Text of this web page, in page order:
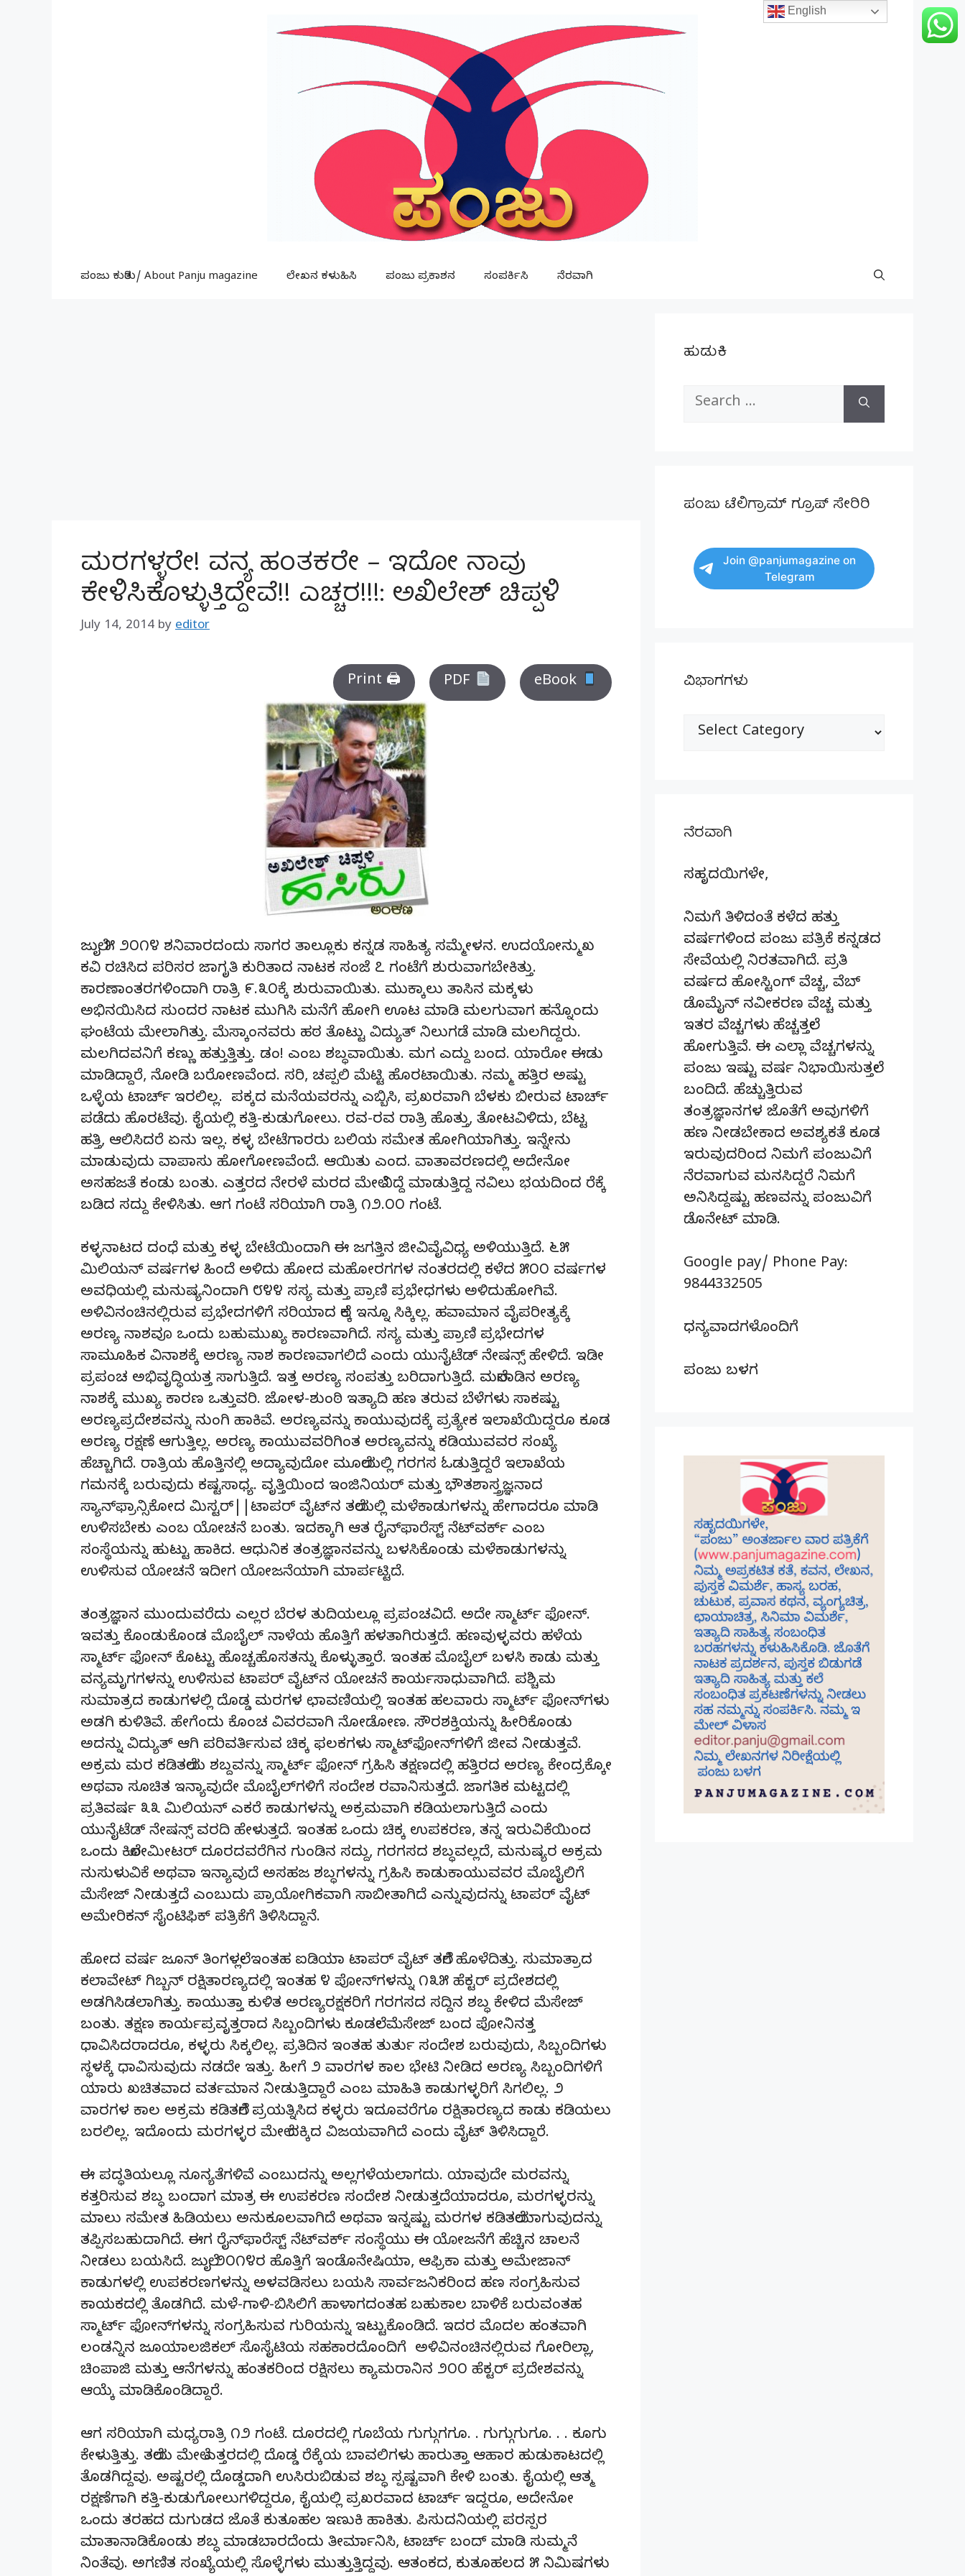
ಪಂಜು ಕುರಿತು/ About Panju magazine ಲೇಖನ ಕಳುಹಿಸಿ ಪಂಜು ಪ್ರಕಾಶನ ಸಂಪರ್ಕಿಸಿ ನೆರವಾಗಿ
ಮರಗಳ್ಳರೇ! ವನ್ಯ ಹಂತಕರೇ – ಇದೋ ನಾವು
ಕೇಳಿಸಿಕೊಳ್ಳುತ್ತಿದ್ದೇವೆ!! ಎಚ್ಚರ!!!: ಅಖಿಲೇಶ್ ಚಿಪ್ಪಳಿ
July 14, 2014 by editor
Print 🖨 PDF eBook
ಜುಲೈ ೫ ೨೦೧೪ ಶನಿವಾರದಂದು ಸಾಗರ ತಾಲ್ಲೂಕು ಕನ್ನಡ ಸಾಹಿತ್ಯ ಸಮ್ಮೇಳನ. ಉದಯೋನ್ಮುಖ
ಕವಿ ರಚಿಸಿದ ಪರಿಸರ ಜಾಗೃತಿ ಕುರಿತಾದ ನಾಟಕ ಸಂಜೆ ೭ ಗಂಟೆಗೆ ಶುರುವಾಗಬೇಕಿತ್ತು.
ಕಾರಣಾಂತರಗಳಿಂದಾಗಿ ರಾತ್ರಿ ೯.೩೦ಕ್ಕೆ ಶುರುವಾಯಿತು. ಮುಕ್ಕಾಲು ತಾಸಿನ ಮಕ್ಕಳು
ಅಭಿನಯಿಸಿದ ಸುಂದರ ನಾಟಕ ಮುಗಿಸಿ ಮನೆಗೆ ಹೋಗಿ ಊಟ ಮಾಡಿ ಮಲಗುವಾಗ ಹನ್ನೊಂದು
ಘಂಟೆಯ ಮೇಲಾಗಿತ್ತು. ಮೆಸ್ಕಾಂನವರು ಹಠ ತೊಟ್ಟು ವಿದ್ಯುತ್ ನಿಲುಗಡೆ ಮಾಡಿ ಮಲಗಿದ್ದರು.
ಮಲಗಿದವನಿಗೆ ಕಣ್ಣು ಹತ್ತುತ್ತಿತ್ತು. ಡಂ! ಎಂಬ ಶಬ್ಧವಾಯಿತು. ಮಗ ಎದ್ದು ಬಂದ. ಯಾರೋ ಈಡು
ಮಾಡಿದ್ದಾರೆ, ನೋಡಿ ಬರೋಣವೆಂದ. ಸರಿ, ಚಪ್ಪಲಿ ಮೆಟ್ಟಿ ಹೊರಟಾಯಿತು. ನಮ್ಮ ಹತ್ತಿರ ಅಷ್ಟು
ಒಳ್ಳೆಯ ಟಾರ್ಚ್ ಇರಲಿಲ್ಲ. ಪಕ್ಕದ ಮನೆಯವರನ್ನು ಎಬ್ಬಿಸಿ, ಪ್ರಖರವಾಗಿ ಬೆಳಕು ಬೀರುವ ಟಾರ್ಚ್
ಪಡೆದು ಹೊರಟೆವು. ಕೈಯಲ್ಲಿ ಕತ್ತಿ-ಕುಡುಗೋಲು. ರವ-ರವ ರಾತ್ರಿ ಹೊತ್ತು, ತೋಟವಿಳಿದು, ಬೆಟ್ಟ
ಹತ್ತಿ, ಆಲಿಸಿದರೆ ಏನು ಇಲ್ಲ. ಕಳ್ಳ ಬೇಟೆಗಾರರು ಬಲಿಯ ಸಮೇತ ಹೋಗಿಯಾಗಿತ್ತು. ಇನ್ನೇನು
ಮಾಡುವುದು ವಾಪಾಸು ಹೋಗೋಣವೆಂದೆ. ಆಯಿತು ಎಂದ. ವಾತಾವರಣದಲ್ಲಿ ಅದೇನೋ
ಅಸಹಜತೆ ಕಂಡು ಬಂತು. ಎತ್ತರದ ನೇರಳೆ ಮರದ ಮೇಲೆ ನಿದ್ದೆ ಮಾಡುತ್ತಿದ್ದ ನವಿಲು ಭಯದಿಂದ ರೆಕ್ಕೆ
ಬಡಿದ ಸದ್ದು ಕೇಳಿಸಿತು. ಆಗ ಗಂಟೆ ಸರಿಯಾಗಿ ರಾತ್ರಿ ೧೨.೦೦ ಗಂಟೆ.
ಕಳ್ಳನಾಟದ ದಂಧೆ ಮತ್ತು ಕಳ್ಳ ಬೇಟೆಯಿಂದಾಗಿ ಈ ಜಗತ್ತಿನ ಜೀವಿವೈವಿಧ್ಯ ಅಳಿಯುತ್ತಿದೆ. ೬೫
ಮಿಲಿಯನ್ ವರ್ಷಗಳ ಹಿಂದೆ ಅಳಿದು ಹೋದ ಮಹೋರಗಗಳ ನಂತರದಲ್ಲಿ ಕಳೆದ ೫೦೦ ವರ್ಷಗಳ
ಅವಧಿಯಲ್ಲಿ ಮನುಷ್ಯನಿಂದಾಗಿ ೮೪೪ ಸಸ್ಯ ಮತ್ತು ಪ್ರಾಣಿ ಪ್ರಭೇಧಗಳು ಅಳಿದುಹೋಗಿವೆ.
ಅಳಿವಿನಂಚಿನಲ್ಲಿರುವ ಪ್ರಭೇದಗಳಿಗೆ ಸರಿಯಾದ ಲೆಕ್ಕ ಇನ್ನೂ ಸಿಕ್ಕಿಲ್ಲ. ಹವಾಮಾನ ವೈಪರೀತ್ಯಕ್ಕೆ
ಅರಣ್ಯ ನಾಶವೂ ಒಂದು ಬಹುಮುಖ್ಯ ಕಾರಣವಾಗಿದೆ. ಸಸ್ಯ ಮತ್ತು ಪ್ರಾಣಿ ಪ್ರಭೇದಗಳ
ಸಾಮೂಹಿಕ ವಿನಾಶಕ್ಕೆ ಅರಣ್ಯ ನಾಶ ಕಾರಣವಾಗಲಿದೆ ಎಂದು ಯುನೈಟೆಡ್ ನೇಷನ್ಸ್ ಹೇಳಿದೆ. ಇಡೀ
ಪ್ರಪಂಚ ಅಭಿವೃದ್ಧಿಯತ್ತ ಸಾಗುತ್ತಿದೆ. ಇತ್ತ ಅರಣ್ಯ ಸಂಪತ್ತು ಬರಿದಾಗುತ್ತಿದೆ. ಮಲೆನಾಡಿನ ಅರಣ್ಯ
ನಾಶಕ್ಕೆ ಮುಖ್ಯ ಕಾರಣ ಒತ್ತುವರಿ. ಜೋಳ-ಶುಂಠಿ ಇತ್ಯಾದಿ ಹಣ ತರುವ ಬೆಳೆಗಳು ಸಾಕಷ್ಟು
ಅರಣ್ಯಪ್ರದೇಶವನ್ನು ನುಂಗಿ ಹಾಕಿವೆ. ಅರಣ್ಯವನ್ನು ಕಾಯುವುದಕ್ಕೆ ಪ್ರತ್ಯೇಕ ಇಲಾಖೆಯಿದ್ದರೂ ಕೂಡ
ಅರಣ್ಯ ರಕ್ಷಣೆ ಆಗುತ್ತಿಲ್ಲ. ಅರಣ್ಯ ಕಾಯುವವರಿಗಿಂತ ಅರಣ್ಯವನ್ನು ಕಡಿಯುವವರ ಸಂಖ್ಯೆ
ಹೆಚ್ಚಾಗಿದೆ. ರಾತ್ರಿಯ ಹೊತ್ತಿನಲ್ಲಿ ಅದ್ಯಾವುದೋ ಮೂಲೆಯಲ್ಲಿ ಗರಗಸ ಓಡುತ್ತಿದ್ದರೆ ಇಲಾಖೆಯ
ಗಮನಕ್ಕೆ ಬರುವುದು ಕಷ್ಟಸಾಧ್ಯ. ವೃತ್ತಿಯಿಂದ ಇಂಜಿನಿಯರ್ ಮತ್ತು ಭೌತಶಾಸ್ತ್ರಜ್ಞನಾದ
ಸ್ಯಾನ್‌ಫ್ರಾನ್ಸಿಕೋದ ಮಿಸ್ಟರ್||ಟಾಪರ್ ವೈಟ್‌ನ ತಲೆಯಲ್ಲಿ ಮಳೆಕಾಡುಗಳನ್ನು ಹೇಗಾದರೂ ಮಾಡಿ
ಉಳಿಸಬೇಕು ಎಂಬ ಯೋಚನೆ ಬಂತು. ಇದಕ್ಕಾಗಿ ಆತ ರೈನ್‌ಫಾರೆಸ್ಟ್ ನೆಟ್‌ವರ್ಕ್ ಎಂಬ
ಸಂಸ್ಥೆಯನ್ನು ಹುಟ್ಟು ಹಾಕಿದ. ಆಧುನಿಕ ತಂತ್ರಜ್ಞಾನವನ್ನು ಬಳಸಿಕೊಂಡು ಮಳೆಕಾಡುಗಳನ್ನು
ಉಳಿಸುವ ಯೋಚನೆ ಇದೀಗ ಯೋಜನೆಯಾಗಿ ಮಾರ್ಪಟ್ಟಿದೆ.
ತಂತ್ರಜ್ಞಾನ ಮುಂದುವರೆದು ಎಲ್ಲರ ಬೆರಳ ತುದಿಯಲ್ಲೂ ಪ್ರಪಂಚವಿದೆ. ಅದೇ ಸ್ಮಾರ್ಟ್ ಫೋನ್.
ಇವತ್ತು ಕೊಂಡುಕೊಂಡ ಮೊಬೈಲ್ ನಾಳೆಯ ಹೊತ್ತಿಗೆ ಹಳತಾಗಿರುತ್ತದೆ. ಹಣವುಳ್ಳವರು ಹಳೆಯ
ಸ್ಮಾರ್ಟ್ ಫೋನ್ ಕೊಟ್ಟು ಹೊಚ್ಚಹೊಸತನ್ನು ಕೊಳ್ಳುತ್ತಾರೆ. ಇಂತಹ ಮೊಬೈಲ್ ಬಳಸಿ ಕಾಡು ಮತ್ತು
ವನ್ಯಮೃಗಗಳನ್ನು ಉಳಿಸುವ ಟಾಪರ್ ವೈಟ್‌ನ ಯೋಚನೆ ಕಾರ್ಯಸಾಧುವಾಗಿದೆ. ಪಶ್ಚಿಮ
ಸುಮಾತ್ರದ ಕಾಡುಗಳಲ್ಲಿ ದೊಡ್ಡ ಮರಗಳ ಛಾವಣಿಯಲ್ಲಿ ಇಂತಹ ಹಲವಾರು ಸ್ಮಾರ್ಟ್ ಫೋನ್‌ಗಳು
ಅಡಗಿ ಕುಳಿತಿವೆ. ಹೇಗೆಂದು ಕೊಂಚ ವಿವರವಾಗಿ ನೋಡೋಣ. ಸೌರಶಕ್ತಿಯನ್ನು ಹೀರಿಕೊಂಡು
ಅದನ್ನು ವಿದ್ಯುತ್ ಆಗಿ ಪರಿವರ್ತಿಸುವ ಚಿಕ್ಕ ಫಲಕಗಳು ಸ್ಮಾಟ್‌ಫೋನ್‌ಗಳಿಗೆ ಜೀವ ನೀಡುತ್ತವೆ.
ಅಕ್ರಮ ಮರ ಕಡಿತಲೆಯ ಶಬ್ದವನ್ನು ಸ್ಮಾರ್ಟ್ ಫೋನ್ ಗ್ರಹಿಸಿ ತಕ್ಷಣದಲ್ಲಿ ಹತ್ತಿರದ ಅರಣ್ಯ ಕೇಂದ್ರಕ್ಕೋ
ಅಥವಾ ಸೂಚಿತ ಇನ್ಯಾವುದೇ ಮೊಬೈಲ್‌ಗಳಿಗೆ ಸಂದೇಶ ರವಾನಿಸುತ್ತದೆ. ಜಾಗತಿಕ ಮಟ್ಟದಲ್ಲಿ
ಪ್ರತಿವರ್ಷ ೩೩ ಮಿಲಿಯನ್ ಎಕರೆ ಕಾಡುಗಳನ್ನು ಅಕ್ರಮವಾಗಿ ಕಡಿಯಲಾಗುತ್ತಿದೆ ಎಂದು
ಯುನೈಟೆಡ್ ನೇಷನ್ಸ್ ವರದಿ ಹೇಳುತ್ತದೆ. ಇಂತಹ ಒಂದು ಚಿಕ್ಕ ಉಪಕರಣ, ತನ್ನ ಇರುವಿಕೆಯಿಂದ
ಒಂದು ಕಿಲೋಮೀಟರ್ ದೂರದವರೆಗಿನ ಗುಂಡಿನ ಸದ್ದು, ಗರಗಸದ ಶಬ್ಧವಲ್ಲದೆ, ಮನುಷ್ಯರ ಅಕ್ರಮ
ನುಸುಳುವಿಕೆ ಅಥವಾ ಇನ್ಯಾವುದೆ ಅಸಹಜ ಶಬ್ಧಗಳನ್ನು ಗ್ರಹಿಸಿ ಕಾಡುಕಾಯುವವರ ಮೊಬೈಲಿಗೆ
ಮೆಸೇಜ್ ನೀಡುತ್ತದೆ ಎಂಬುದು ಪ್ರಾಯೋಗಿಕವಾಗಿ ಸಾಬೀತಾಗಿದೆ ಎನ್ನುವುದನ್ನು ಟಾಪರ್ ವೈಟ್
ಅಮೇರಿಕನ್ ಸೈಂಟಿಫಿಕ್ ಪತ್ರಿಕೆಗೆ ತಿಳಿಸಿದ್ದಾನೆ.
ಹೋದ ವರ್ಷ ಜೂನ್ ತಿಂಗಳಲ್ಲೇ ಇಂತಹ ಐಡಿಯಾ ಟಾಪರ್ ವೈಟ್ ತಲೆಗೆ ಹೊಳೆದಿತ್ತು. ಸುಮಾತ್ರಾದ
ಕಲಾವೇಟ್ ಗಿಬ್ಬನ್ ರಕ್ಷಿತಾರಣ್ಯದಲ್ಲಿ ಇಂತಹ ೪ ಪೋನ್‌ಗಳನ್ನು ೧೩೫ ಹೆಕ್ಟರ್ ಪ್ರದೇಶದಲ್ಲಿ
ಅಡಗಿಸಿಡಲಾಗಿತ್ತು. ಕಾಯುತ್ತಾ ಕುಳಿತ ಅರಣ್ಯರಕ್ಷಕರಿಗೆ ಗರಗಸದ ಸದ್ದಿನ ಶಬ್ಧ ಕೇಳಿದ ಮೆಸೇಜ್
ಬಂತು. ತಕ್ಷಣ ಕಾರ್ಯಪ್ರವೃತ್ತರಾದ ಸಿಬ್ಬಂದಿಗಳು ಕೂಡಲೇ ಮೆಸೇಜ್ ಬಂದ ಪೋನಿನತ್ತ
ಧಾವಿಸಿದರಾದರೂ, ಕಳ್ಳರು ಸಿಕ್ಕಲಿಲ್ಲ. ಪ್ರತಿದಿನ ಇಂತಹ ತುರ್ತು ಸಂದೇಶ ಬರುವುದು, ಸಿಬ್ಬಂದಿಗಳು
ಸ್ಥಳಕ್ಕೆ ಧಾವಿಸುವುದು ನಡದೇ ಇತ್ತು. ಹೀಗೆ ೨ ವಾರಗಳ ಕಾಲ ಭೇಟಿ ನೀಡಿದ ಅರಣ್ಯ ಸಿಬ್ಬಂದಿಗಳಿಗೆ
ಯಾರು ಖಚಿತವಾದ ವರ್ತಮಾನ ನೀಡುತ್ತಿದ್ದಾರೆ ಎಂಬ ಮಾಹಿತಿ ಕಾಡುಗಳ್ಳರಿಗೆ ಸಿಗಲಿಲ್ಲ. ೨
ವಾರಗಳ ಕಾಲ ಅಕ್ರಮ ಕಡಿತಲೆಗೆ ಪ್ರಯತ್ನಿಸಿದ ಕಳ್ಳರು ಇದೂವರೆಗೂ ರಕ್ಷಿತಾರಣ್ಯದ ಕಾಡು ಕಡಿಯಲು
ಬರಲಿಲ್ಲ. ಇದೊಂದು ಮರಗಳ್ಳರ ಮೇಲೆ ದಕ್ಕಿದ ವಿಜಯವಾಗಿದೆ ಎಂದು ವೈಟ್ ತಿಳಿಸಿದ್ದಾರೆ.
ಈ ಪದ್ಧತಿಯಲ್ಲೂ ನೂನ್ಯತೆಗಳಿವೆ ಎಂಬುದನ್ನು ಅಲ್ಲಗಳೆಯಲಾಗದು. ಯಾವುದೇ ಮರವನ್ನು
ಕತ್ತರಿಸುವ ಶಬ್ಧ ಬಂದಾಗ ಮಾತ್ರ ಈ ಉಪಕರಣ ಸಂದೇಶ ನೀಡುತ್ತದೆಯಾದರೂ, ಮರಗಳ್ಳರನ್ನು
ಮಾಲು ಸಮೇತ ಹಿಡಿಯಲು ಅನುಕೂಲವಾಗಿದೆ ಅಥವಾ ಇನ್ನಷ್ಟು ಮರಗಳ ಕಡಿತಲೆಯಾಗುವುದನ್ನು
ತಪ್ಪಿಸಬಹುದಾಗಿದೆ. ಈಗ ರೈನ್‌ಫಾರೆಸ್ಟ್ ನೆಟ್‌ವರ್ಕ್ ಸಂಸ್ಥೆಯು ಈ ಯೋಜನೆಗೆ ಹೆಚ್ಚಿನ ಚಾಲನೆ
ನೀಡಲು ಬಯಸಿದೆ. ಜುಲೈ ೨೦೧೪ರ ಹೊತ್ತಿಗೆ ಇಂಡೊನೇಷಿಯಾ, ಆಫ್ರಿಕಾ ಮತ್ತು ಅಮೇಜಾನ್
ಕಾಡುಗಳಲ್ಲಿ ಉಪಕರಣಗಳನ್ನು ಅಳವಡಿಸಲು ಬಯಸಿ ಸಾರ್ವಜನಿಕರಿಂದ ಹಣ ಸಂಗ್ರಹಿಸುವ
ಕಾಯಕದಲ್ಲಿ ತೊಡಗಿದೆ. ಮಳೆ-ಗಾಳಿ-ಬಿಸಿಲಿಗೆ ಹಾಳಾಗದಂತಹ ಬಹುಕಾಲ ಬಾಳಿಕೆ ಬರುವಂತಹ
ಸ್ಮಾರ್ಟ್ ಫೋನ್‌ಗಳನ್ನು ಸಂಗ್ರಹಿಸುವ ಗುರಿಯನ್ನು ಇಟ್ಟುಕೊಂಡಿದೆ. ಇದರ ಮೊದಲ ಹಂತವಾಗಿ
ಲಂಡನ್ನಿನ ಜೂಯಾಲಜಿಕಲ್ ಸೊಸೈಟಿಯ ಸಹಕಾರದೊಂದಿಗೆ ಅಳಿವಿನಂಚಿನಲ್ಲಿರುವ ಗೋರಿಲ್ಲಾ,
ಚಿಂಪಾಜಿ ಮತ್ತು ಆನೆಗಳನ್ನು ಹಂತಕರಿಂದ ರಕ್ಷಿಸಲು ಕ್ಯಾಮರಾನಿನ ೨೦೦ ಹೆಕ್ಟರ್ ಪ್ರದೇಶವನ್ನು
ಆಯ್ಕೆ ಮಾಡಿಕೊಂಡಿದ್ದಾರೆ.
ಆಗ ಸರಿಯಾಗಿ ಮಧ್ಯರಾತ್ರಿ ೧೨ ಗಂಟೆ. ದೂರದಲ್ಲಿ ಗೂಬೆಯ ಗುಗ್ಗುಗಗೂ. . ಗುಗ್ಗುಗುಗೂ. . . ಕೂಗು
ಕೇಳುತ್ತಿತ್ತು. ತಲೆಯ ಮೇಲೆ ಎತ್ತರದಲ್ಲಿ ದೊಡ್ಡ ರೆಕ್ಕೆಯ ಬಾವಲಿಗಳು ಹಾರುತ್ತಾ ಆಹಾರ ಹುಡುಕಾಟದಲ್ಲಿ
ತೊಡಗಿದ್ದವು. ಅಷ್ಟರಲ್ಲಿ ದೊಡ್ಡದಾಗಿ ಉಸಿರುಬಿಡುವ ಶಬ್ಧ ಸ್ಪಷ್ಟವಾಗಿ ಕೇಳಿ ಬಂತು. ಕೈಯಲ್ಲಿ ಆತ್ಮ
ರಕ್ಷಣೆಗಾಗಿ ಕತ್ತಿ-ಕುಡುಗೋಲುಗಳಿದ್ದರೂ, ಕೈಯಲ್ಲಿ ಪ್ರಖರವಾದ ಟಾರ್ಚ್ ಇದ್ದರೂ, ಅದೇನೋ
ಒಂದು ತರಹದ ದುಗುಡದ ಜೊತೆ ಕುತೂಹಲ ಇಣುಕಿ ಹಾಕಿತು. ಪಿಸುದನಿಯಲ್ಲಿ ಪರಸ್ಪರ
ಮಾತಾನಾಡಿಕೊಂಡು ಶಬ್ಧ ಮಾಡಬಾರದೆಂದು ತೀರ್ಮಾನಿಸಿ, ಟಾರ್ಚ್ ಬಂದ್ ಮಾಡಿ ಸುಮ್ಮನೆ
ನಿಂತೆವು. ಅಗಣಿತ ಸಂಖ್ಯೆಯಲ್ಲಿ ಸೊಳ್ಳೆಗಳು ಮುತ್ತುತ್ತಿದ್ದವು. ಆತಂಕದ, ಕುತೂಹಲದ ೫ ನಿಮಿಷಗಳು
ಹುಡುಕಿ
Search
ಪಂಜು ಟೆಲಿಗ್ರಾಮ್ ಗ್ರೂಪ್ ಸೇರಿರಿ
Join @panjumagazine on
Telegram
ವಿಭಾಗಗಳು
ವಿಭಾಗಗಳು
ನೆರವಾಗಿ
ಸಹೃದಯಿಗಳೇ,
ನಿಮಗೆ ತಿಳಿದಂತೆ ಕಳೆದ ಹತ್ತು
ವರ್ಷಗಳಿಂದ ಪಂಜು ಪತ್ರಿಕೆ ಕನ್ನಡದ
ಸೇವೆಯಲ್ಲಿ ನಿರತವಾಗಿದೆ. ಪ್ರತಿ
ವರ್ಷದ ಹೋಸ್ಟಿಂಗ್‌ ವೆಚ್ಚ, ವೆಬ್‌
ಡೊಮೈನ್‌ ನವೀಕರಣ ವೆಚ್ಚ ಮತ್ತು
ಇತರ ವೆಚ್ಚಗಳು ಹೆಚ್ಚತ್ತಲೇ
ಹೋಗುತ್ತಿವೆ. ಈ ಎಲ್ಲಾ ವೆಚ್ಚಗಳನ್ನು
ಪಂಜು ಇಷ್ಟು ವರ್ಷ ನಿಭಾಯಿಸುತ್ತಲೇ
ಬಂದಿದೆ. ಹೆಚ್ಚುತ್ತಿರುವ
ತಂತ್ರಜ್ಞಾನಗಳ ಜೊತೆಗೆ ಅವುಗಳಿಗೆ
ಹಣ ನೀಡಬೇಕಾದ ಅವಶ್ಯಕತೆ ಕೂಡ
ಇರುವುದರಿಂದ ನಿಮಗೆ ಪಂಜುವಿಗೆ
ನೆರವಾಗುವ ಮನಸಿದ್ದರೆ ನಿಮಗೆ
ಅನಿಸಿದ್ದಷ್ಟು ಹಣವನ್ನು ಪಂಜುವಿಗೆ
ಡೊನೇಟ್‌ ಮಾಡಿ.
Google pay/ Phone Pay:
9844332505
ಧನ್ಯವಾದಗಳೊಂದಿಗೆ
ಪಂಜು ಬಳಗ
English